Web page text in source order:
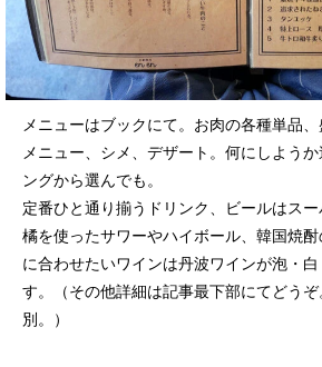
メニューはブックにて。お肉の各種単品
メニュー、シメ、デザート。何にしよう
ングから選んでも。
定番ひと通り揃うドリンク、ビールはス
橘を使ったサワーやハイボール、韓国焼
に合わせたいワインは丹波ワインが泡・
す。（その他詳細は記事最下部にてどう
別。）